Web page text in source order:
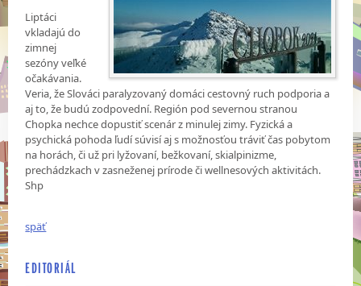
Liptáci
vkladajú do
zimnej
sezóny veľké
očakávania.
Veria, že Slováci paralyzovaný domáci cestovný ruch podporia a
aj to, že budú zodpovední. Región pod severnou stranou
Chopka nechce dopustiť scenár z minulej zimy. Fyzická a
psychická pohoda ľudí súvisí aj s možnosťou tráviť čas pobytom
na horách, či už pri lyžovaní, bežkovaní, skialpinizme,
prechádzkach v zasneženej prírode či wellnesových aktivitách.
Shp
späť
EDITORIÁL